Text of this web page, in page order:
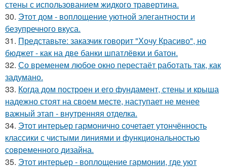
стены с использованием жидкого травертина.
30. Этот дом - воплощение уютной элегантности и
безупречного вкуса.
31. Представьте: заказчик говорит "Хочу Красиво", но
бюджет - как на две банки шпатлёвки и батон.
32. Со временем любое окно перестаёт работать так, как
задумано.
33. Когда дом построен и его фундамент, стены и крыша
надежно стоят на своем месте, наступает не менее
важный этап - внутренняя отделка.
34. Этот интерьер гармонично сочетает утончённость
классики с чистыми линиями и функциональностью
современного дизайна.
35. Этот интерьер - воплощение гармонии, где уют